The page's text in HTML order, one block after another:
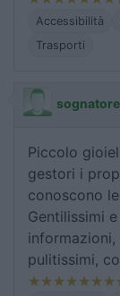
Accessibilità
Trasporti
sognatore
Piccolo
gestori i
conoscono
Gentilissimi
pulitissimi,